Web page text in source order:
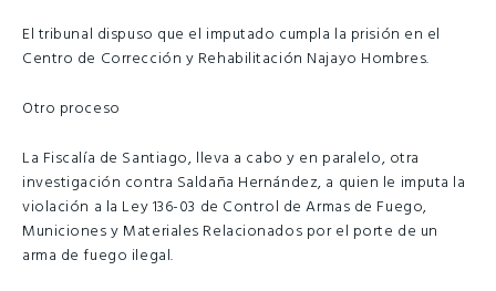
El tribunal dispuso que el imputado cumpla la prisión en el
Centro de Corrección y Rehabilitación Najayo Hombres.
Otro proceso
La Fiscalía de Santiago, lleva a cabo y en paralelo, otra
investigación contra Saldaña Hernández, a quien le imputa la
violación a la Ley 136-03 de Control de Armas de Fuego,
Municiones y Materiales Relacionados por el porte de un
arma de fuego ilegal.